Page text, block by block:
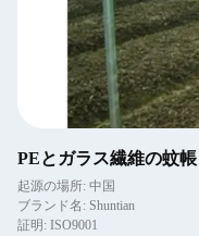
PEとガラス繊維の蚊
起源の場所: 中国
ブランド名: Shuntian
証明: ISO9001